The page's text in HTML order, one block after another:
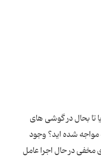
تا بحال در گوشی های
مواجه شده اید؟ وجود
مخفی در حال اجرا عامل